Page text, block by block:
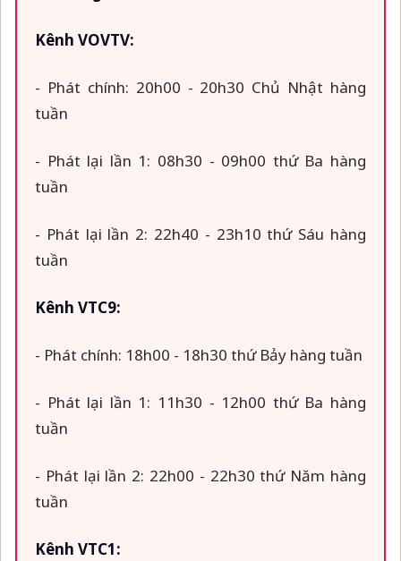
Kênh VOVTV:
- Phát chính: 20h00 - 20h30 Chủ Nhật hàng
tuần
- Phát lại lần 1: 08h30 - 09h00 thứ Ba hàng
tuần
- Phát lại lần 2: 22h40 - 23h10 thứ Sáu hàng
tuần
Kênh VTC9:
- Phát chính: 18h00 - 18h30 thứ Bảy hàng tuần
- Phát lại lần 1: 11h30 - 12h00 thứ Ba hàng
tuần
- Phát lại lần 2: 22h00 - 22h30 thứ Năm hàng
tuần
Kênh VTC1: